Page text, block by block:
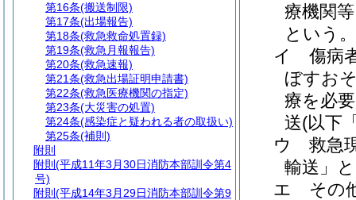
療機関
という
イ
傷病
ぼすお
療を必
送(以下
ウ
救急
輸送」
エ
その
第16条(搬送制限)
第17条(出場報告)
第18条(救急救命処置録)
第19条(救急月報報告)
第20条(救急速報)
第21条(救急出場証明申請書)
第22条(救急医療機関の指定)
第23条(大災害の処置)
第24条(感染症と疑われる者の取扱い)
第25条(補則)
附則
附則 (平成11年3月30日消防本部訓令第4
号)
附則 (平成14年3月29日消防本部訓令第9